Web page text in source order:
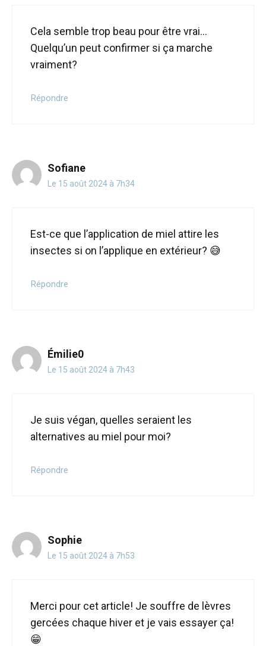
Cela semble trop beau pour être vrai…
Quelqu’un peut confirmer si ça marche
vraiment?
Répondre
Sofiane
Le 15 août 2024 à 7h34
Est-ce que l’application de miel attire les
insectes si on l’applique en extérieur? 😅
Répondre
Émilie0
Le 15 août 2024 à 7h43
Je suis végan, quelles seraient les
alternatives au miel pour moi?
Répondre
Sophie
Le 15 août 2024 à 7h53
Merci pour cet article! Je souffre de lèvres
gercées chaque hiver et je vais essayer ça!
😁